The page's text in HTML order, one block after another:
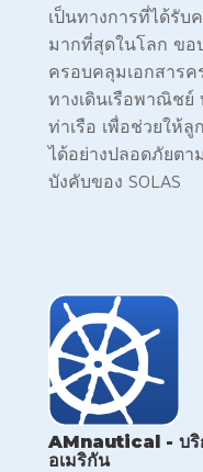
เป็นทางการที่ได้รับ
มากที่สุดในโลก ขอ
ครอบคลุมเอกสารค
ทางเดินเรือพาณิชย์
ท่าเรือ เพื่อช่วยให้ลู
ได้อย่างปลอดภัยตา
บังคับของ SOLAS
AMnautical - บริก
อเมริกัน